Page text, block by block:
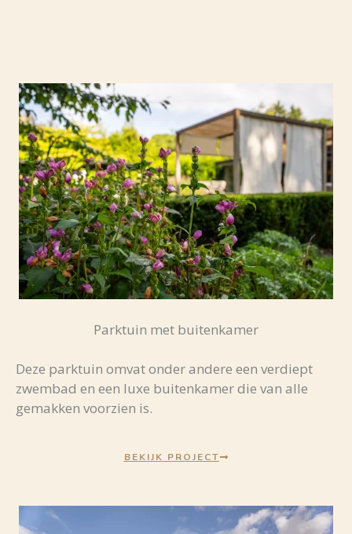
Parktuin met buitenkamer
Deze parktuin omvat onder andere een verdiept
zwembad en een luxe buitenkamer die van alle
gemakken voorzien is.
BEKIJK PROJECT